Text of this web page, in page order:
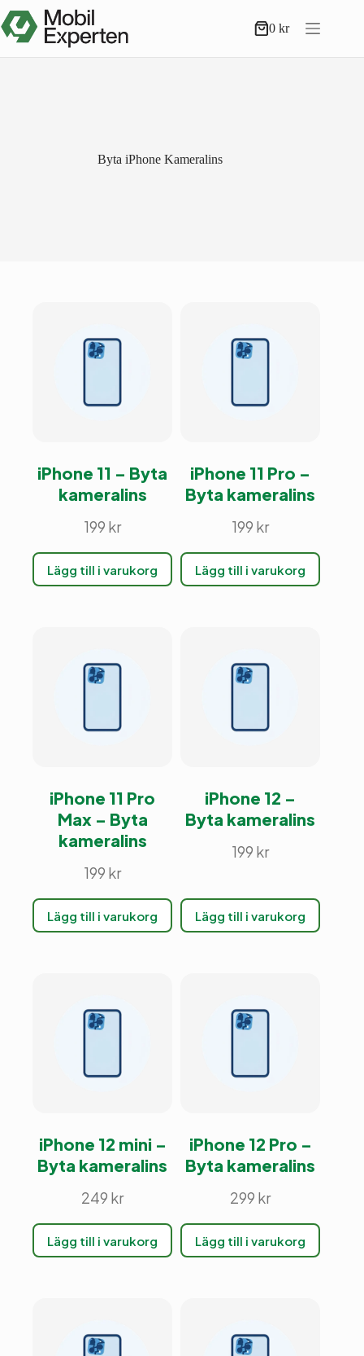
till
innehåll
Varukorg
0kr
Byta iPhone Kameralins
iPhone 11 – Byta
kameralins
199 kr
Lägg till i varukorg
iPhone 11 Pro –
Byta kameralins
199 kr
Lägg till i varukorg
iPhone 11 Pro
Max – Byta
kameralins
199 kr
Lägg till i varukorg
iPhone 12 –
Byta kameralins
199 kr
Lägg till i varukorg
iPhone 12 mini –
Byta kameralins
249 kr
Lägg till i varukorg
iPhone 12 Pro –
Byta kameralins
299 kr
Lägg till i varukorg